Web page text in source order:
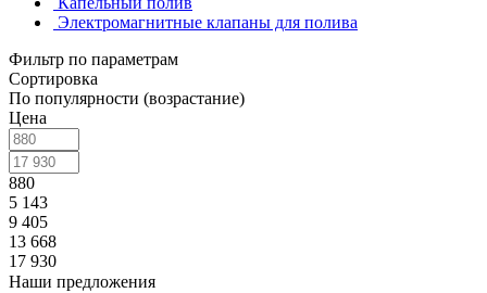
Электромагнитные клапаны для полива
Фильтр по параметрам
Сортировка
По популярности (возрастание)
Цена
880
5 143
9 405
13 668
17 930
Наши предложения